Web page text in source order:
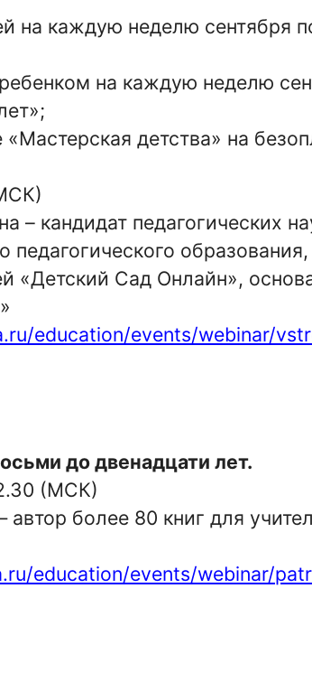
каждую неделю сентября
на каждую неделю
детства» на
– кандидат педагогических
образования,
«Детский Сад Онлайн»,
education/events/webinar/
до двенадцати лет.
(МСК)
более 80 книг для
education/events/webinar/